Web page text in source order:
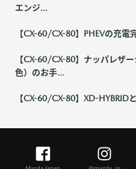
エンジ...
【CX-60/CX-80】PHEVの充電
【CX-60/CX-80】ナッパレザ
色）のお手...
【CX-60/CX-80】XD-HYBRID